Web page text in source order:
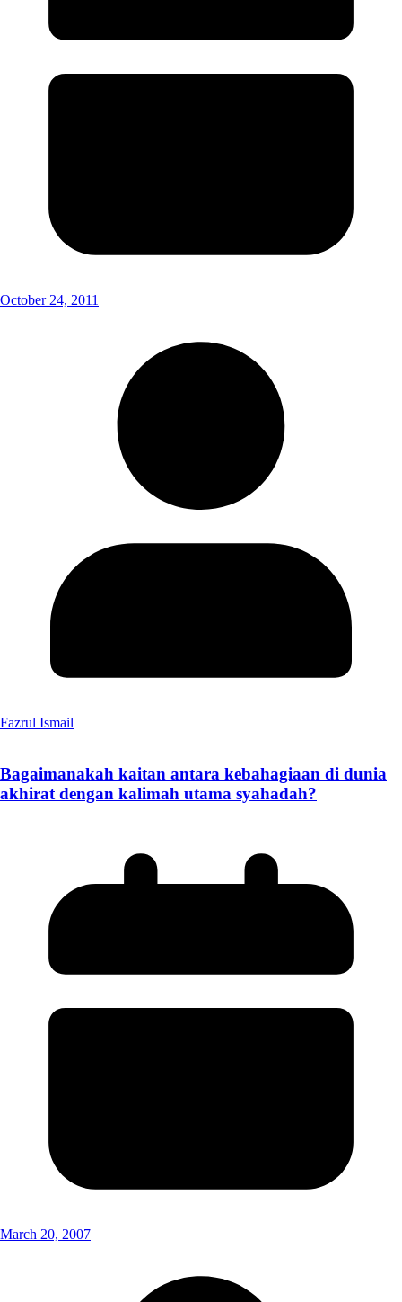
October 24, 2011
Fazrul Ismail
Bagaimanakah kaitan antara kebahagiaan di dunia
akhirat dengan kalimah utama syahadah?
March 20, 2007